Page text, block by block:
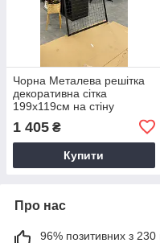
Чорна Металева решітка
декоративна сітка
199х119см на стіну
1 405 ₴
Купити
Про нас
96% позитивних з 230